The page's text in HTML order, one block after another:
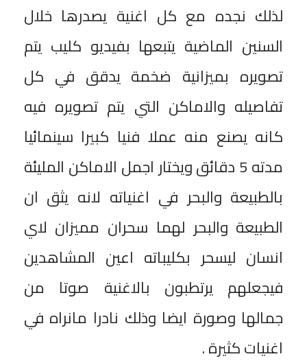
لذلك نجده مع كل اغنية يصدرها خلال
السنين الماضية يتبعها بفيديو كليب يتم
تصويره بميزانية ضخمة يدقق في كل
تفاصيله والاماكن التي يتم تصويره فيه
كانه يصنع منه عملا فنيا كبيرا سينمائيا
مدته 5 دقائق ويختار اجمل الاماكن المليئة
بالطبيعة والبحر في اغنياته لانه يثق ان
الطبيعة والبحر لهما سحران مميزان لاي
انسان ليسحر بكليباته اعين المشاهدين
فيجعلهم يرتطبون بالاغنية صوتا من
جمالها وصورة ايضا وذلك نادرا مانراه في
اغنيات كثيرة .